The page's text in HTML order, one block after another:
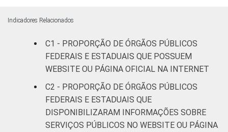
estaduais que declararam utilizar
cidadãos por meio de dispositivos móveis
nos últimos 12 meses. Dados coletados
entre outubro e dezembro de 2013.
Fonte: NIC.br - out/2013 a dez/2013
Indicadores Relacionados
C1 - PROPORÇÃO DE ÓRGÃOS PÚBLICOS
FEDERAIS E ESTADUAIS QUE POSSUEM
WEBSITE OU PÁGINA OFICIAL NA INTERNET
C2 - PROPORÇÃO DE ÓRGÃOS PÚBLICOS
FEDERAIS E ESTADUAIS QUE
DISPONIBILIZARAM INFORMAÇÕES SOBRE
SERVIÇOS PÚBLICOS NO WEBSITE OU PÁGINA